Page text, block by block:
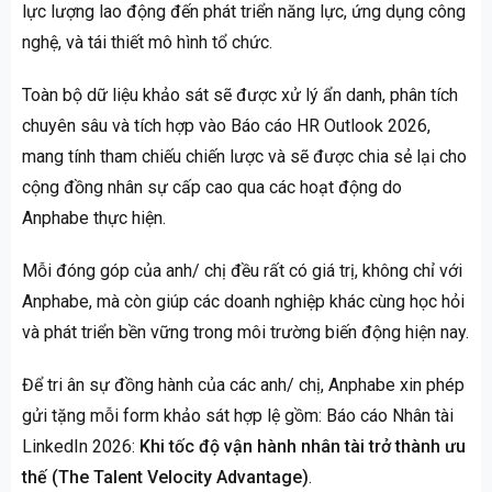
lực lượng lao động đến phát triển năng lực, ứng dụng công
nghệ, và tái thiết mô hình tổ chức.
Toàn bộ dữ liệu khảo sát sẽ được xử lý ẩn danh, phân tích
chuyên sâu và tích hợp vào Báo cáo HR Outlook 2026,
mang tính tham chiếu chiến lược và sẽ được chia sẻ lại cho
cộng đồng nhân sự cấp cao qua các hoạt động do
Anphabe thực hiện.
Mỗi đóng góp của anh/ chị đều rất có giá trị, không chỉ với
Anphabe, mà còn giúp các doanh nghiệp khác cùng học hỏi
và phát triển bền vững trong môi trường biến động hiện nay.
Để tri ân sự đồng hành của các anh/ chị, Anphabe xin phép
gửi tặng mỗi form khảo sát hợp lệ gồm: Báo cáo Nhân tài
LinkedIn 2026: Khi tốc độ vận hành nhân tài trở thành ưu
thế (The Talent Velocity Advantage). ​